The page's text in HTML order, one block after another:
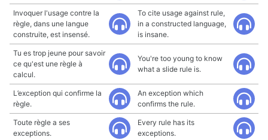
Invoquer l'usage contre la
règle, dans une langue
construite, est insensé.
To cite usage against rule,
in a constructed language,
is insane.
Tu es trop jeune pour savoir
ce qu'est une règle à
calcul.
You're too young to know
what a slide rule is.
L’exception qui confirme la
règle.
An exception which
confirms the rule.
Toute règle a ses
exceptions.
Every rule has its
exceptions.